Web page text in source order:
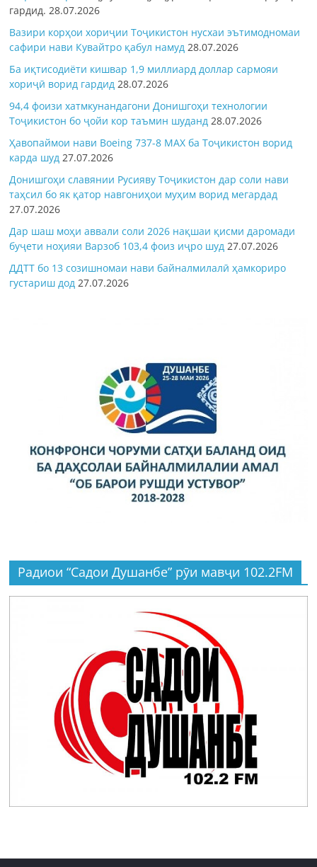
гардид.28.07.2026
Вазири корҳои хориҷии Тоҷикистон нусхаи эътимодномаи
сафири нави Кувайтро қабул намуд 28.07.2026
Ба иқтисодиёти кишвар 1,9 миллиард доллар сармояи
хориҷӣ ворид гардид 28.07.2026
94,4 фоизи хатмкунандагони Донишгоҳи технологии
Тоҷикистон бо ҷойи кор таъмин шуданд 28.07.2026
Ҳавопаймои нави Boeing 737-8 MAX ба Тоҷикистон ворид
карда шуд 27.07.2026
Донишгоҳи славянии Русияву Тоҷикистон дар соли нави
таҳсил бо як қатор навгониҳои муҳим ворид мегардад
27.07.2026
Дар шаш моҳи аввали соли 2026 нақшаи қисми даромади
буҷети ноҳияи Варзоб 103,4 фоиз иҷро шуд 27.07.2026
ДДТТ бо 13 созишномаи нави байналмилалӣ ҳамкориро
густариш дод 27.07.2026
Радиои “Садои Душанбе” рӯи мавҷи 102.2FM